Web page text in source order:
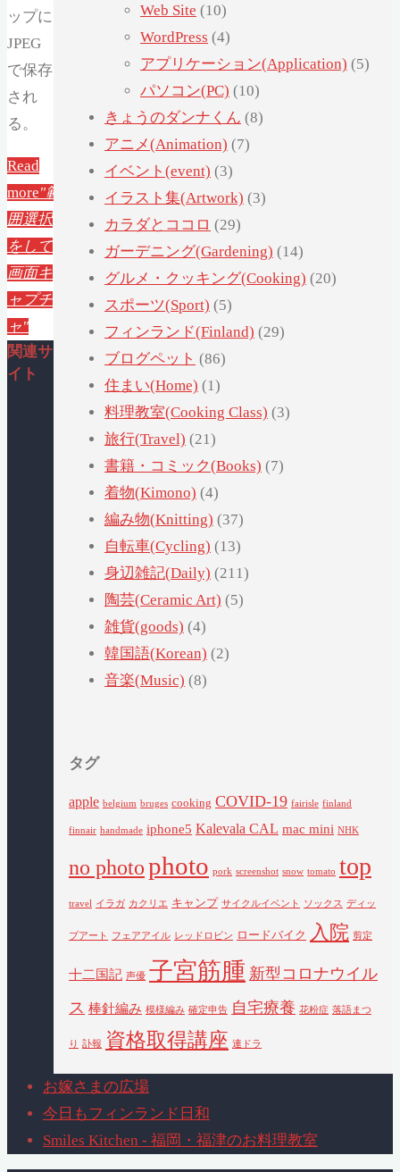
ップに
JPEG
で保存
され
る。
Read
more"範
囲選択
をして
画面キ
ャプチ
ャ"
Web Site (10)
WordPress (4)
アプリケーション(Application) (5)
パソコン(PC) (10)
きょうのダンナくん (8)
アニメ(Animation) (7)
イベント(event) (3)
イラスト集(Artwork) (3)
カラダとココロ (29)
ガーデニング(Gardening) (14)
グルメ・クッキング(Cooking) (20)
スポーツ(Sport) (5)
フィンランド(Finland) (29)
ブログペット (86)
住まい(Home) (1)
料理教室(Cooking Class) (3)
旅行(Travel) (21)
書籍・コミック(Books) (7)
着物(Kimono) (4)
編み物(Knitting) (37)
自転車(Cycling) (13)
身辺雑記(Daily) (211)
陶芸(Ceramic Art) (5)
雑貨(goods) (4)
韓国語(Korean) (2)
音楽(Music) (8)
タグ
apple belgium bruges cooking COVID-19 fairisle finland
finnair handmade iphone5 Kalevala CAL mac mini NHK
no photophoto pork screenshot snow tomato top
travel イラガ カクリエ キャンプ サイクルイベント ソックス ディッ
プアート フェアアイル レッドロビン ロードバイク 入院 剪定
十二国記 声優 子宮筋腫 新型コロナウイル
ス 棒針編み 模様編み 確定申告 自宅療養 花粉症 落語まつ
り 訃報 資格取得講座 連ドラ
関連サ
イト
お嫁さまの広場
今日もフィンランド日和
Smiles Kitchen - 福岡・福津のお料理教室